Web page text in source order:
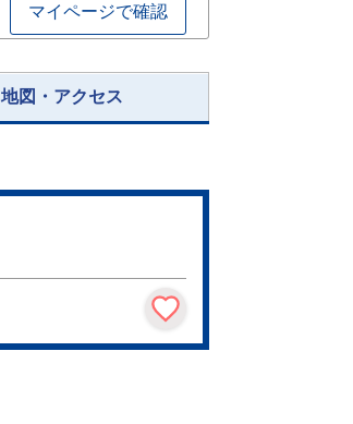
マイページで確認
地図・アクセス